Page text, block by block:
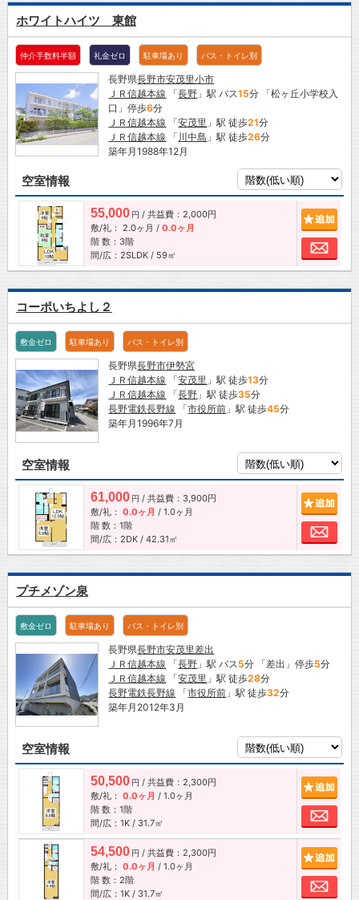
ホワイトハイツ 東館
仲介手数料半額 礼金ゼロ 駐車場あり バス・トイレ別
長野県長野市安茂里小市
ＪＲ信越本線 「長野 」駅 バス15分 「松ヶ丘小学校入
口」停歩6分
ＪＲ信越本線 「安茂里 」駅 徒歩21分
ＪＲ信越本線 「 川中島 」駅 徒歩26分
築年月1988年12月
空室情報
55,000 円 / 共益費：2,000円
敷/礼： 2.0ヶ月 / 0.0ヶ月
階 数：3階
間/広：2SLDK / 59㎡
お
コーポいちよし２
敷金ゼロ 駐車場あり バス・トイレ別
長野県長野市伊勢宮
ＪＲ信越本線 「安茂里 」駅 徒歩13分
ＪＲ信越本線 「長野 」駅 徒歩35分
長野電鉄長野線 「市役所前 」駅 徒歩45分
築年月1996年7月
空室情報
61,000 円 / 共益費：3,900円
敷/礼： 0.0ヶ月 / 1.0ヶ月
階 数：1階
間/広：2DK / 42.31㎡
お
プチメゾン泉
敷金ゼロ 駐車場あり バス・トイレ別
長野県長野市安茂里差出
ＪＲ信越本線 「長野 」駅 バス5分 「差出」停歩5分
ＪＲ信越本線 「安茂里 」駅 徒歩28分
長野電鉄長野線 「市役所前 」駅 徒歩32分
築年月2012年3月
空室情報
50,500 円 / 共益費：2,300円
敷/礼： 0.0ヶ月 / 1.0ヶ月
階 数：1階
間/広：1K / 31.7㎡
お
54,500 円 / 共益費：2,300円
敷/礼： 0.0ヶ月 / 1.0ヶ月
階 数：2階
間/広：1K / 31.7㎡
お